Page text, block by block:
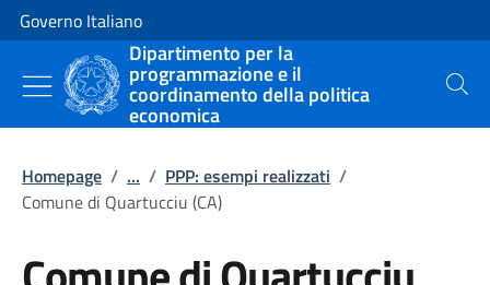
Vai al contenuto
Vai alla navigazione del sito
Governo Italiano
Dipartimento per la
programmazione e il
coordinamento della politica
economica
Cerca
Homepage / ... / PPP: esempi realizzati /
Comune di Quartucciu (CA)